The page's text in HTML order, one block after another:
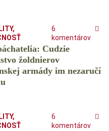
,
6
komentárov
Cudzie
žoldnierov
armády im nezaručí
,
6
komentárov